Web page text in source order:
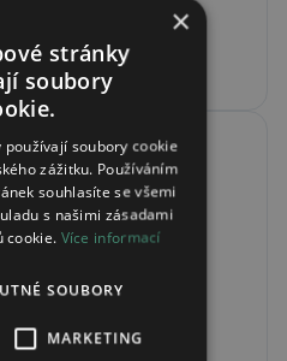
nad Labem-Stará
×
stránky
soubory
používají soubory cookie
zážitku. Používáním
souhlasíte se všemi
s našimi zásadami
cookie. Více informací
SOUBORY
MARKETING